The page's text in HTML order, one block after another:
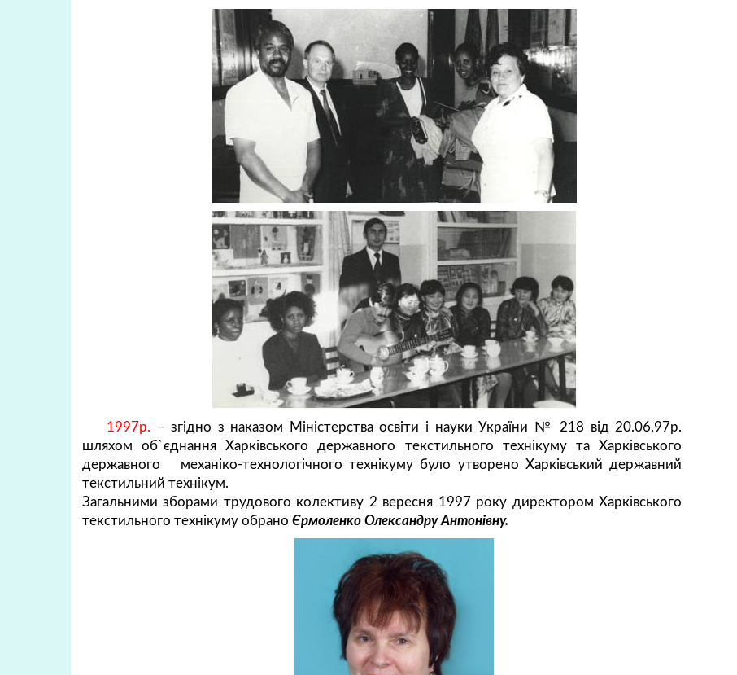
1997р. –згідно з наказом Міністерства освіти і науки України № 218 від 20.06.97р.
шляхом об`єднання Харківського державного текстильного технікуму та Харківського
державного механіко-технологічного технікуму було утворено Харківський державний
текстильний технікум.
Загальними зборами трудового колективу 2 вересня 1997 року директором Харківського
текстильного технікуму обрано Єрмоленко Олександру Антонівну.